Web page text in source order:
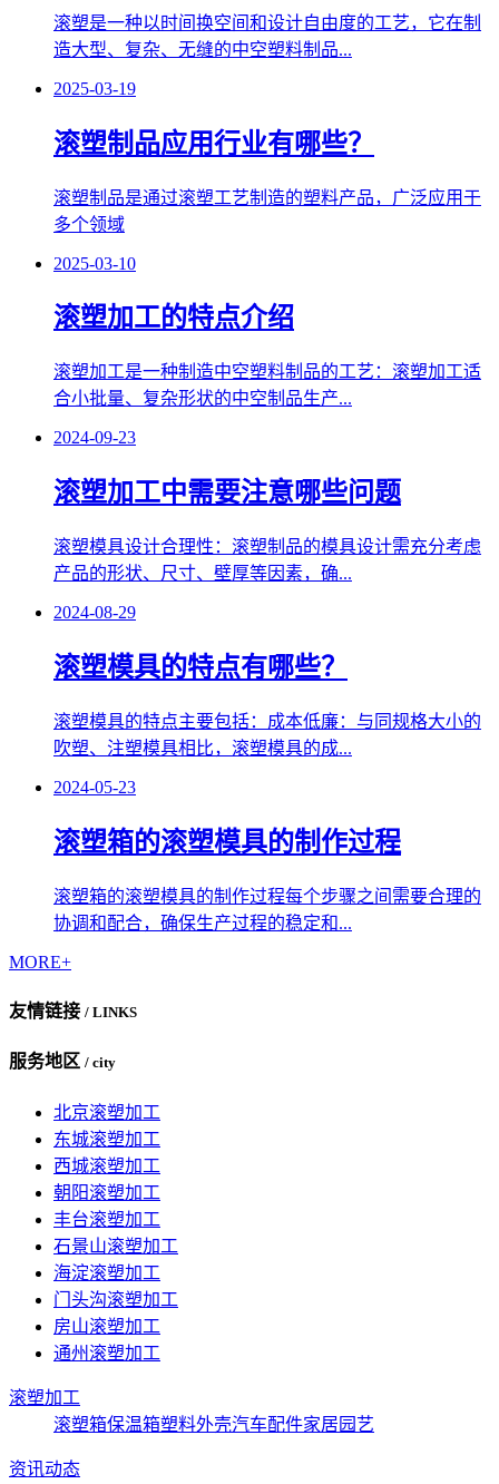
滚塑是一种以时间换空间和设计自由度的工艺，它在制
造大型、复杂、无缝的中空塑料制品...
2025-03-19
滚塑制品应用行业有哪些？
滚塑制品是通过滚塑工艺制造的塑料产品，广泛应用于
多个领域
2025-03-10
滚塑加工的特点介绍
滚塑加工是一种制造中空塑料制品的工艺：滚塑加工适
合小批量、复杂形状的中空制品生产...
2024-09-23
滚塑加工中需要注意哪些问题
滚塑模具设计合理性：滚塑制品的模具设计需充分考虑
产品的形状、尺寸、壁厚等因素，确...
2024-08-29
滚塑模具的特点有哪些？
滚塑模具的特点主要包括：成本低廉：与同规格大小的
吹塑、注塑模具相比，滚塑模具的成...
2024-05-23
滚塑箱的滚塑模具的制作过程
滚塑箱的滚塑模具的制作过程每个步骤之间需要合理的
协调和配合，确保生产过程的稳定和...
MORE+
友情链接 / LINKS
服务地区 / city
北京滚塑加工
东城滚塑加工
西城滚塑加工
朝阳滚塑加工
丰台滚塑加工
石景山滚塑加工
海淀滚塑加工
门头沟滚塑加工
房山滚塑加工
通州滚塑加工
滚塑加工
滚塑箱保温箱塑料外壳汽车配件家居园艺
资讯动态